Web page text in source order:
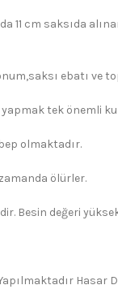
11 cm saksıda
ebatı ve
tek önemli
olmaktadır.
ölürler.
Besin değeri
Hasar